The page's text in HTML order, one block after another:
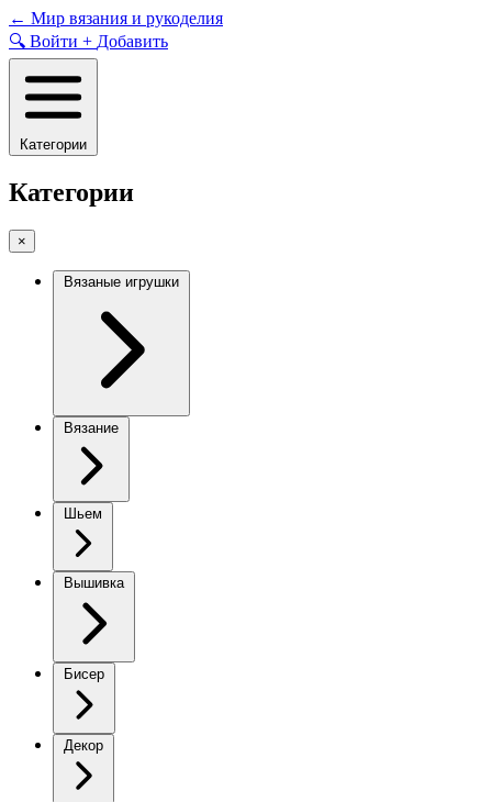
Skip
to
content
← Мир вязания и рукоделия
🔍 Войти + Добавить
Категории
Категории
×
Вязаные игрушки
Вязание
Шьем
Вышивка
Бисер
Декор